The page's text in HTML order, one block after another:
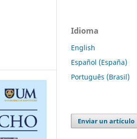
Idioma
English
Español (España)
Português (Brasil)
Enviar un artículo